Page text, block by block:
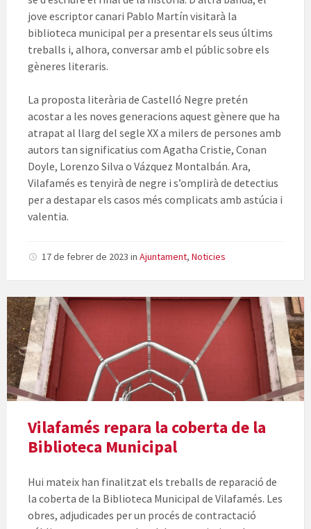
jove escriptor canari Pablo Martín visitarà la
biblioteca municipal per a presentar els seus últims
treballs i, alhora, conversar amb el públic sobre els
gèneres literaris.
La proposta literària de Castelló Negre pretén
acostar a les noves generacions aquest gènere que ha
atrapat al llarg del segle XX a milers de persones amb
autors tan significatius com Agatha Cristie, Conan
Doyle, Lorenzo Silva o Vázquez Montalbán. Ara,
Vilafamés es tenyirà de negre i s’omplirà de detectius
per a destapar els casos més complicats amb astúcia i
valentia.
17 de febrer de 2023 in Ajuntament, Noticies
Vilafamés repara la coberta de la
Biblioteca Municipal
Hui mateix han finalitzat els treballs de reparació de
la coberta de la Biblioteca Municipal de Vilafamés. Les
obres, adjudicades per un procés de contractació